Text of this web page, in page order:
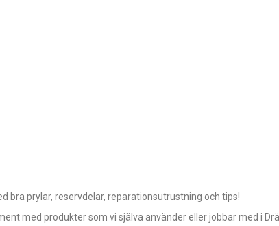
bra prylar, reservdelar, reparationsutrustning och tips!
med produkter som vi själva använder eller jobbar med i